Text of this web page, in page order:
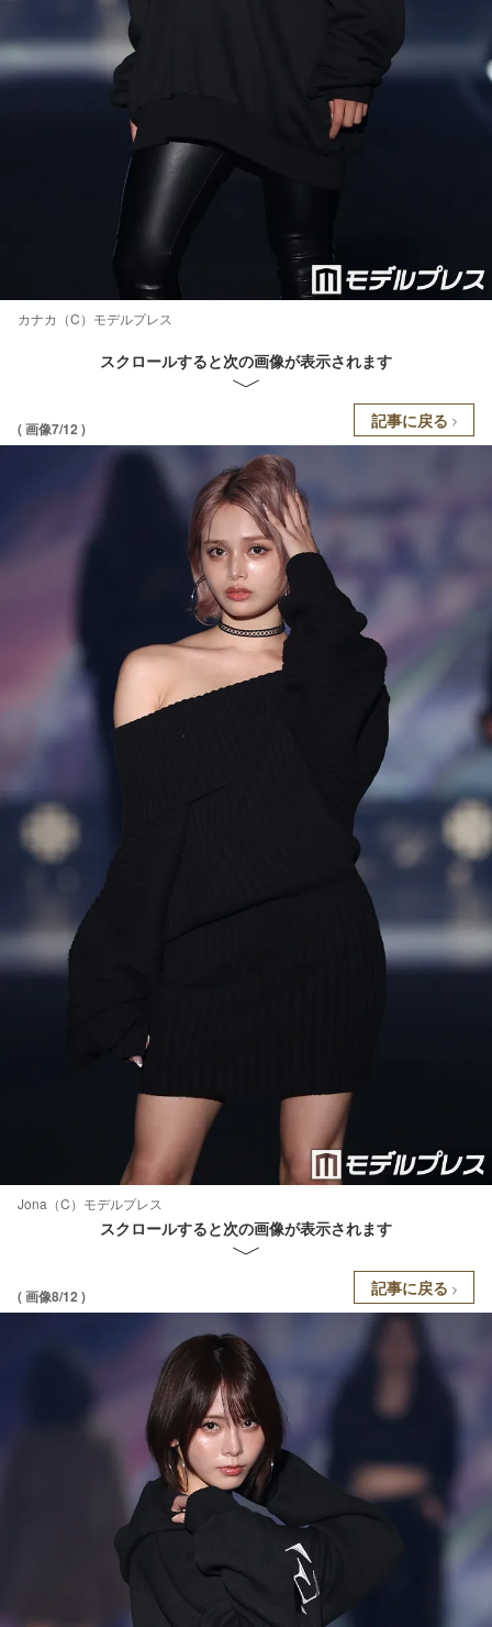
カナカ（C）モデルプレス
スクロールすると次の画像が表示されます
( 画像7/12 ) 記事に戻る
Jona（C）モデルプレス
スクロールすると次の画像が表示されます
( 画像8/12 ) 記事に戻る